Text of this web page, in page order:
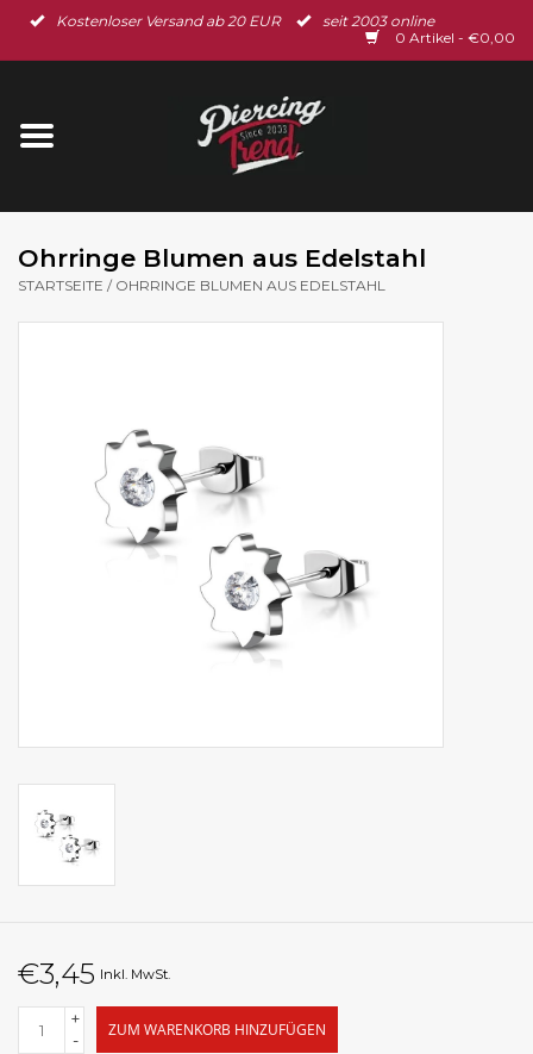
Kostenloser Versand ab 20 EUR
seit 2003 online
0 Artikel - €0,00
Startseite
Ohrschmuck
Ohrringe Blumen aus Edelstahl
STARTSEITE / OHRRINGE BLUMEN AUS EDELSTAHL
€3,45 Inkl. MwSt.
+
-
ZUM WARENKORB HINZUFÜGEN